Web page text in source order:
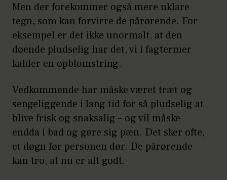
Men der forekommer også mere uklare
tegn, som kan forvirre de pårørende. For
eksempel er det ikke unormalt, at den
døende pludselig har det, vi i fagtermer
kalder en opblomstring.
Vedkommende har måske været træt og
sengeliggende i lang tid for så pludselig at
blive frisk og snaksalig – og vil måske
endda i bad og gøre sig pæn. Det sker ofte,
et døgn før personen dør. De pårørende
kan tro, at nu er alt godt.